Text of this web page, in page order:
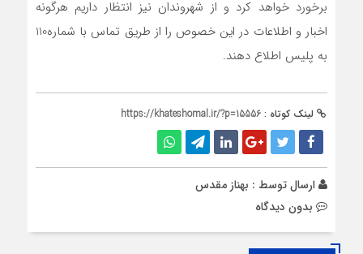
برخورد خواهد کرد و از شهروندان نيز انتظار داريم هرگونه
اخبار و اطلاعات در اين خصوص را از طريق تماس با شماره110
به پليس اطلاع دهند.
لینک کوتاه : https://khateshomal.ir/?p=15556
ارسال توسط : بهناز مقدس
بدون دیدگاه